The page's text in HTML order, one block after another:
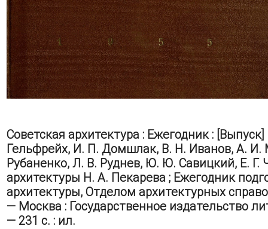
Советская архитектура : Ежегодник :
Гельфрейх, И. П. Домшлак, В. Н. Иванов, А.
Рубаненко, Л. В. Руднев, Ю. Ю. Савицкий, Е.
архитектуры Н. А. Пекарева ; Ежегодник
архитектуры, Отделом архитектурных
— Москва : Государственное издательство
— 231 с. : ил.